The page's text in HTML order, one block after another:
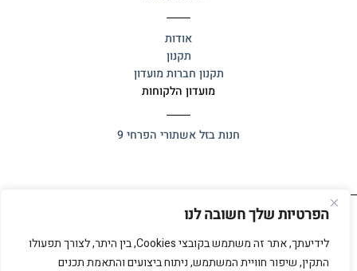
הפרטיות שלך חשובה לנו
לידיעתך, אתר זה משתמש בקובצי Cookies, בין היתר, לצורך תפעולו
התקין, שיפור חוויית המשתמש, ניתוח ביצועים והתאמת תכנים
אודות
תקנון
תקנון חברות מועדון
מועדון הלקוחות
חנות בזלאשתורי הפרחי 9
כל הזכויות שמורות 2025 © אלף אלף